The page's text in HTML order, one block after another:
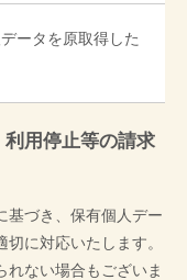
ータを原取得した
用停止等の請求
基づき、保有個人デー
に対応いたします。
れない場合もございま